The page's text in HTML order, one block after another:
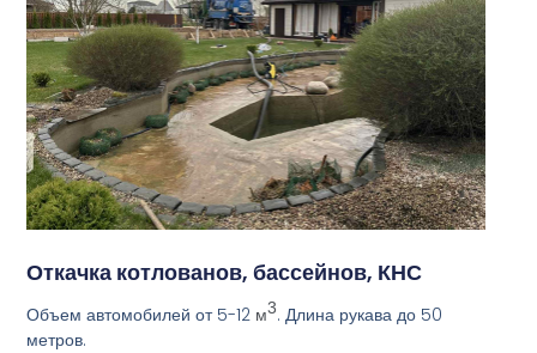
Откачка котлованов, бассейнов, КНС
Объем автомобилей от 5-12 м3. Длина рукава до 50
метров.